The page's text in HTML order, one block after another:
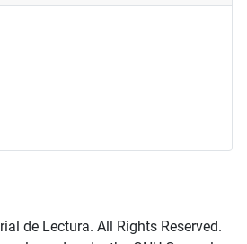
de Lectura. All Rights Reserved.